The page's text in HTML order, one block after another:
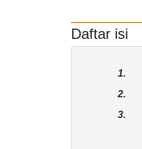
Daftar isi
1.
2.
3.